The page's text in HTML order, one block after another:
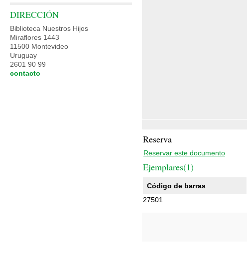
Reserva
Reservar este documento
Ejemplares(1)
Código de barras
27501
DIRECCIÓN
Biblioteca Nuestros Hijos
Miraflores 1443
11500 Montevideo
Uruguay
2601 90 99
contacto